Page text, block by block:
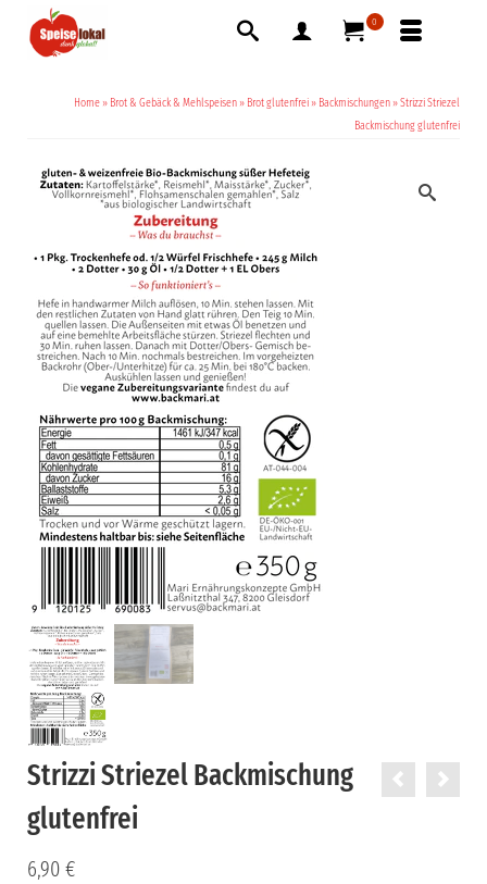
0
Home » Brot & Gebäck & Mehlspeisen » Brot glutenfrei » Backmischungen »Strizzi Striezel
Backmischung glutenfrei
Strizzi Striezel Backmischung
glutenfrei
6,90 €